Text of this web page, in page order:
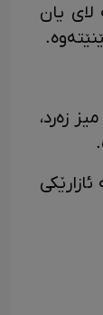
یان
زەرد،